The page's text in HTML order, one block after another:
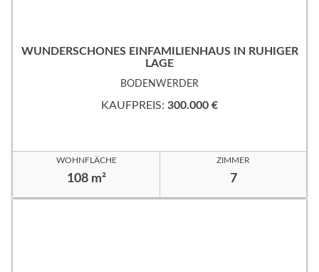
WUNDERSCHÖNES EINFAMILIENHAUS IN RUHIGER
LAGE
BODENWERDER
KAUFPREIS: 300.000 €
WOHNFLÄCHE
108 m²
ZIMMER
7